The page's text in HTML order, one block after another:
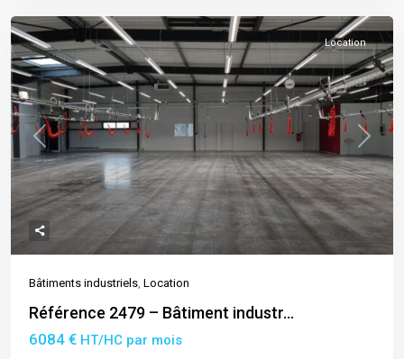
Previous Next
Location
Bâtiments industriels, Location
Référence 2479 – Bâtiment industr...
6084 € HT/HC par mois